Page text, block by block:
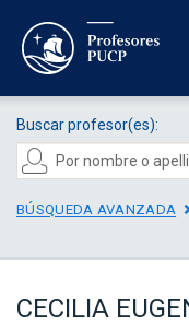
Buscar profesor(es):
BÚSQUEDA AVANZADA
CECILIA